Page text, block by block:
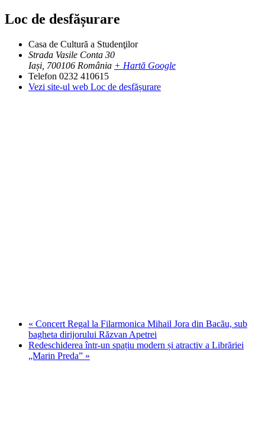
Loc de desfășurare
Casa de Cultură a Studenţilor
Strada Vasile Conta 30
Iași 700106 România + Hartă Google
Telefon 0232 410615
Vezi site-ul web Loc de desfășurare
« Concert Regal la Filarmonica Mihail Jora din Bacău, sub
bagheta dirijorului Răzvan Apetrei
Redeschiderea într-un spațiu modern și atractiv a Librăriei
„Marin Preda” »